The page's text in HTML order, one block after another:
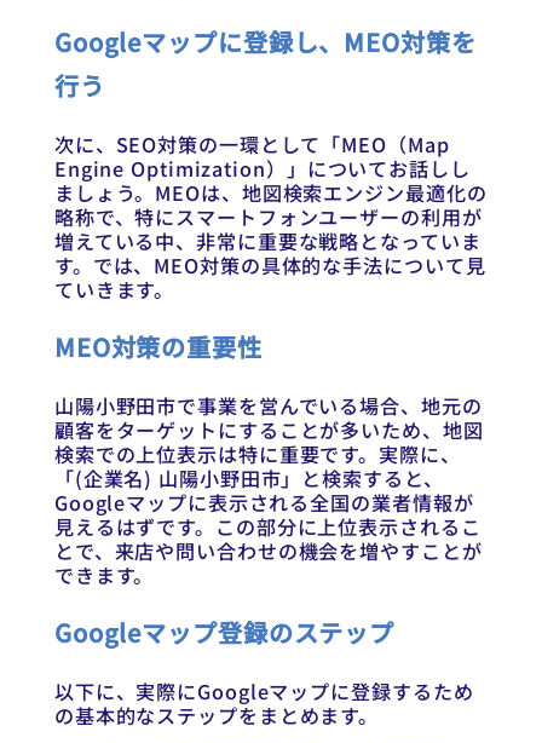
Googleマップに登録し、MEO対策を
行う
次に、SEO対策の一環として「MEO（Map
Engine Optimization）」についてお話しし
ましょう。MEOは、地図検索エンジン最適化の
略称で、特にスマートフォンユーザーの利用が
増えている中、非常に重要な戦略となっていま
す。では、MEO対策の具体的な手法について見
ていきます。
MEO対策の重要性
山陽小野田市で事業を営んでいる場合、地元の
顧客をターゲットにすることが多いため、地図
検索での上位表示は特に重要です。実際に、
「(企業名) 山陽小野田市」と検索すると、
Googleマップに表示される全国の業者情報が
見えるはずです。この部分に上位表示されるこ
とで、来店や問い合わせの機会を増やすことが
できます。
Googleマップ登録のステップ
以下に、実際にGoogleマップに登録するため
の基本的なステップをまとめます。